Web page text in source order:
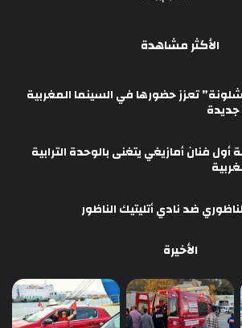
الأكثر مشاهدة
تعزز حضورها في السينما المغربية
جديدة
فنان أمازيغي يتغنى بالوحدة الترابية
ضد نادي أتليتيك الناظور
الأخيرة